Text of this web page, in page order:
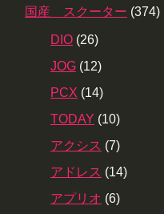
国産 スクーター (374)
DIO (26)
JOG (12)
PCX (14)
TODAY (10)
アクシス (7)
アドレス (14)
アプリオ (6)